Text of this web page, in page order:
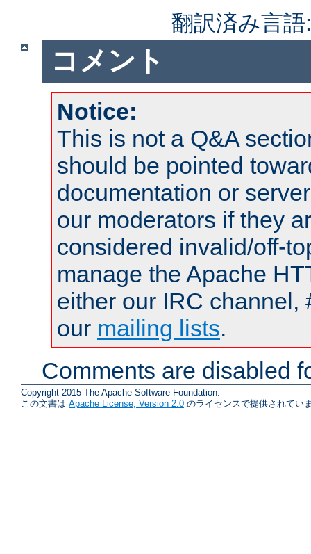
翻訳済み言
コメント
Notice:
This is not a Q&A
should be pointed
documentation or
our moderators if they
considered invalid/off-
manage the Apache
either our IRC channel,
our mailing lists.
Comments are disabled
Copyright 2015 The Apache Software Foundation.
この文書は Apache License, Version 2.0 のライセンスで提供されてい